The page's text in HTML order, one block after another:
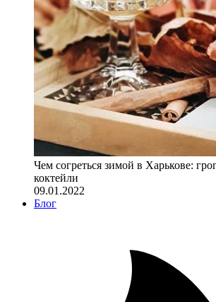
Чем согреться зимой в Харькове:
коктейли
09.01.2022
Блог